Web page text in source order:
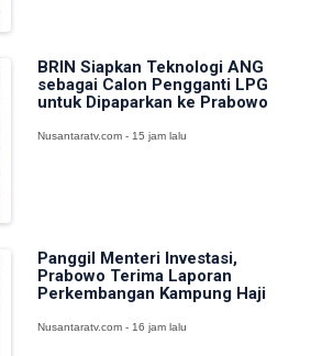
BRIN Siapkan Teknologi ANG
sebagai Calon Pengganti LPG
untuk Dipaparkan ke Prabowo
Nusantaratv.com - 15 jam lalu
Panggil Menteri Investasi,
Prabowo Terima Laporan
Perkembangan Kampung Haji
Nusantaratv.com - 16 jam lalu